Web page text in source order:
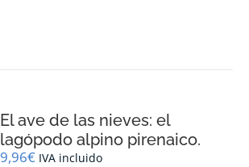
El ave de las nieves: el
lagópodo alpino pirenaico.
9,96€ IVA incluido